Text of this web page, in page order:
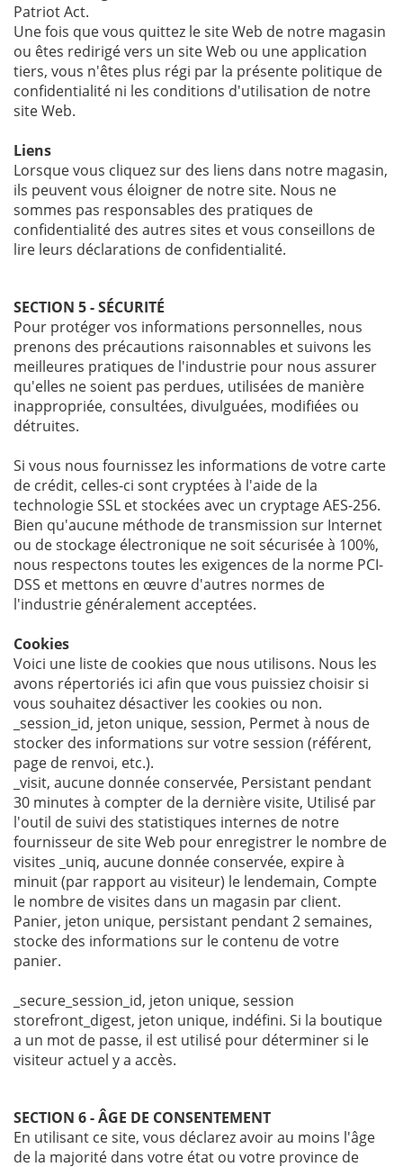
Patriot Act.
Une fois que vous quittez le site Web de notre magasin
ou êtes redirigé vers un site Web ou une application
tiers, vous n'êtes plus régi par la présente politique de
confidentialité ni les conditions d'utilisation de notre
site Web.
Liens
Lorsque vous cliquez sur des liens dans notre magasin,
ils peuvent vous éloigner de notre site. Nous ne
sommes pas responsables des pratiques de
confidentialité des autres sites et vous conseillons de
lire leurs déclarations de confidentialité.
SECTION 5 - SÉCURITÉ
Pour protéger vos informations personnelles, nous
prenons des précautions raisonnables et suivons les
meilleures pratiques de l'industrie pour nous assurer
qu'elles ne soient pas perdues, utilisées de manière
inappropriée, consultées, divulguées, modifiées ou
détruites.
Si vous nous fournissez les informations de votre carte
de crédit, celles-ci sont cryptées à l'aide de la
technologie SSL et stockées avec un cryptage AES-256.
Bien qu'aucune méthode de transmission sur Internet
ou de stockage électronique ne soit sécurisée à 100%,
nous respectons toutes les exigences de la norme PCI-
DSS et mettons en œuvre d'autres normes de
l'industrie généralement acceptées.
Cookies
Voici une liste de cookies que nous utilisons. Nous les
avons répertoriés ici afin que vous puissiez choisir si
vous souhaitez désactiver les cookies ou non.
_session_id, jeton unique, session, Permet à nous de
stocker des informations sur votre session (référent,
page de renvoi, etc.).
_visit, aucune donnée conservée, Persistant pendant
30 minutes à compter de la dernière visite, Utilisé par
l'outil de suivi des statistiques internes de notre
fournisseur de site Web pour enregistrer le nombre de
visites _uniq, aucune donnée conservée, expire à
minuit (par rapport au visiteur) le lendemain, Compte
le nombre de visites dans un magasin par client.
Panier, jeton unique, persistant pendant 2 semaines,
stocke des informations sur le contenu de votre
panier.
_secure_session_id, jeton unique, session
storefront_digest, jeton unique, indéfini. Si la boutique
a un mot de passe, il est utilisé pour déterminer si le
visiteur actuel y a accès.
SECTION 6 - ÂGE DE CONSENTEMENT
En utilisant ce site, vous déclarez avoir au moins l'âge
de la majorité dans votre état ou votre province de